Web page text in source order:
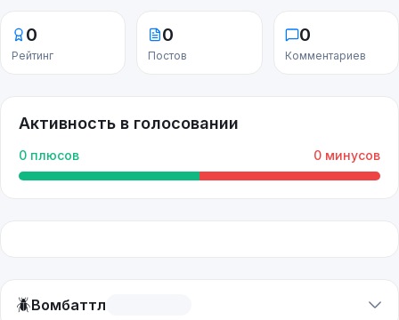
0
Рейтинг
0
Постов
0
Комментариев
Активность в голосовании
0 плюсов 0 минусов
🪲Вомбаттл